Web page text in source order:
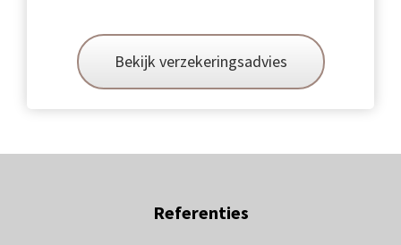
Bekijk verzekeringsadvies
Referenties